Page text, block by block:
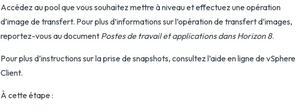
Accédez au pool que vous souhaitez mettre à niveau et effectuez une opération
d’image de transfert. Pour plus d’informations sur l’opération de transfert d’images,
reportez-vous au document Postes de travail et applications dans Horizon 8.
Pour plus d’instructions sur la prise de snapshots, consultez l’aide en ligne de vSphere
Client.
À cette étape :